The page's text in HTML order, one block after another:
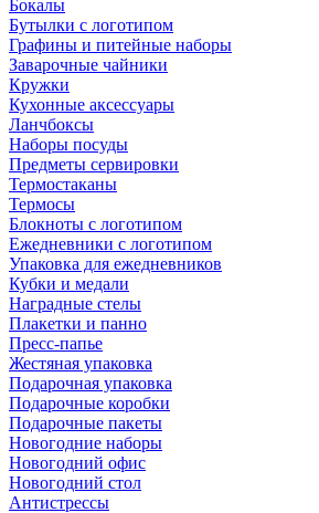
Бокалы
Бутылки с логотипом
Графины и питейные наборы
Заварочные чайники
Кружки
Кухонные аксессуары
Ланчбоксы
Наборы посуды
Предметы сервировки
Термостаканы
Термосы
Блокноты с логотипом
Ежедневники с логотипом
Упаковка для ежедневников
Кубки и медали
Наградные стелы
Плакетки и панно
Пресс-папье
Жестяная упаковка
Подарочная упаковка
Подарочные коробки
Подарочные пакеты
Новогодние наборы
Новогодний офис
Новогодний стол
Антистрессы